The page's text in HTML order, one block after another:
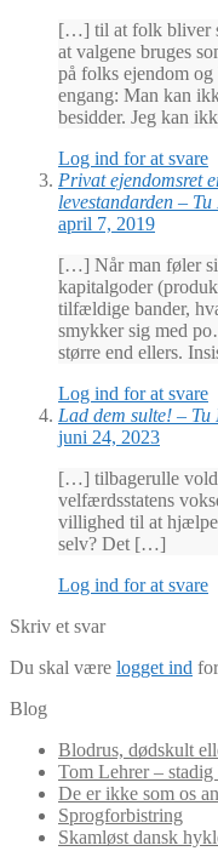
[…] til at folk bliver
at valgene bruges
på folks ejendom
engang: Man kan
besidder. Jeg kan
Log ind for at svare
Privat ejendomsret
levestandarden –
april 7, 2019
[…] Når man føler
kapitalgoder
tilfældige bander,
smykker sig med
større end ellers.
Log ind for at svare
Lad dem sulte! – Tu
juni 24, 2023
[…] tilbagerulle
velfærdsstatens
villighed til at hjælpe
selv? Det […]
Log ind for at svare
Skriv et svar
Du skal være logget ind
Blog
Blodrus, dødskult
Tom Lehrer –
De er ikke som os
Sprogforbistring
Skamløst dansk